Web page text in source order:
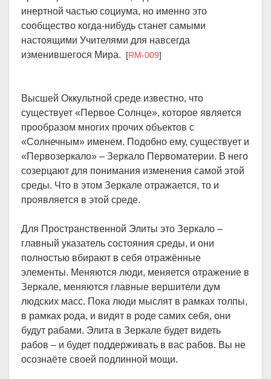
инертной частью социума, но именно это
сообщество когда-нибудь станет самыми
настоящими Учителями для навсегда
изменившегося Мира. [RM-009]
Высшей Оккультной среде известно, что
существует «Первое Солнце», которое является
прообразом многих прочих объектов с
«Солнечным» именем. Подобно ему, существует и
«Первозеркало» – Зеркало Первоматерии. В него
созерцают для понимания изменения самой этой
среды. Что в этом Зеркале отражается, то и
проявляется в этой среде.
Для Пространственной Элиты это Зеркало –
главный указатель состояния среды, и они
полностью вбирают в себя отражённые
элементы. Меняются люди, меняется отражение в
Зеркале, меняются главные вершители дум
людских масс. Пока люди мыслят в рамках толпы,
в рамках рода, и видят в роде самих себя, они
будут рабами. Элита в Зеркале будет видеть
рабов – и будет поддерживать в вас рабов. Вы не
осознаёте своей подлинной мощи.